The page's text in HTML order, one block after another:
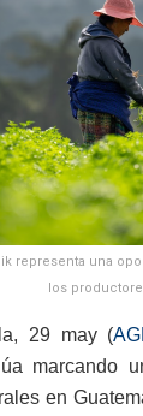
representa una
los
29 may (
marcando
en